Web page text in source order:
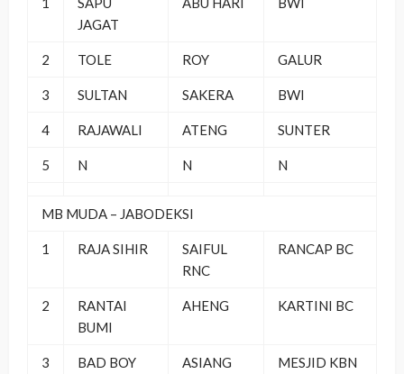
JAGAT
2 TOLE ROY GALUR
3 SULTAN SAKERA BWI
4 RAJAWALI ATENG SUNTER
5 N N N
MB MUDA – JABODEKSI
1 RAJA SIHIR
SAIFUL
RNC
RANCAP BC
2
RANTAI
BUMI
AHENG KARTINI BC
3 BAD BOY ASIANG
MESJID KBN